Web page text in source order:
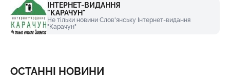
ІНТЕРНЕТ-ВИДАННЯ
"КАРАЧУН"
Не тільки новини Слов'янську Інтернет-видання
"Карачун"
ОСТАННІ НОВИНИ